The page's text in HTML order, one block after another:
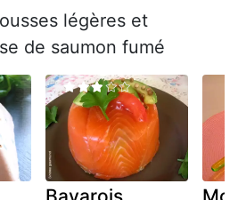
légères et
de saumon fumé